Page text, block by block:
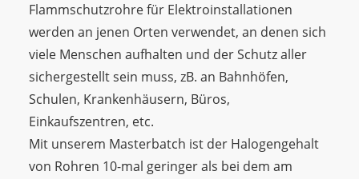
Flammschutzrohre für Elektroinstallationen
werden an jenen Orten verwendet, an denen sich
viele Menschen aufhalten und der Schutz aller
sichergestellt sein muss, zB. an Bahnhöfen,
Schulen, Krankenhäusern, Büros,
Einkaufszentren, etc.
Mit unserem Masterbatch ist der Halogengehalt
von Rohren 10-mal geringer als bei dem am